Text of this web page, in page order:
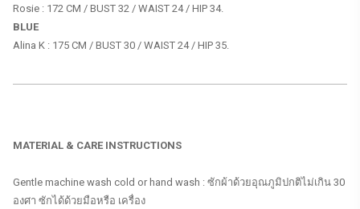
BLUE
Alina K : 175 CM / BUST 30 / WAIST 24 / HIP 35.
MATERIAL & CARE INSTRUCTIONS
Gentle machine wash cold or hand wash : ซักผ้าด้วยอุณภูมิปกติไม่เกิน 30
องศา ซักได้ด้วยมือหรือ เครื่อง